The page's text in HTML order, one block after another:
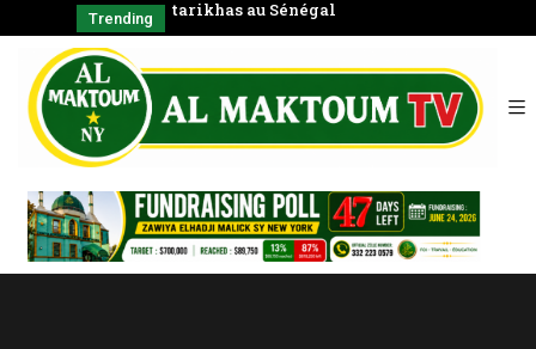
Trending Coran en groupe)
الشّيخ